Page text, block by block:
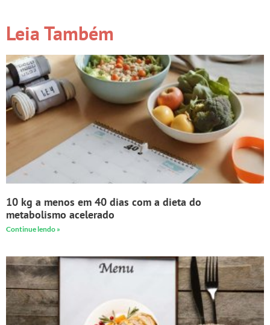
Leia Também
10 kg a menos em 40 dias com a dieta do
metabolismo acelerado
Continue lendo »